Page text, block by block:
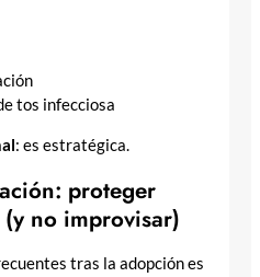
tos infecciosa
: es estratégica.
proteger
(y no improvisar)
tras la adopción es